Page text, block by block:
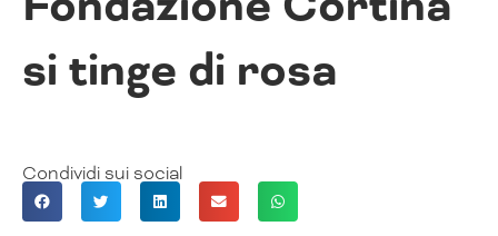
si tinge di rosa
Condividi sui social